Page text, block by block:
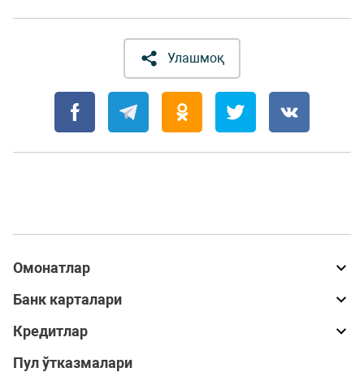
Улашмоқ
Омонатлар
Банк карталари
Кредитлар
Пул ўтказмалари